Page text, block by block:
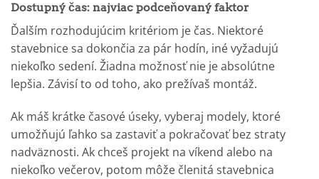
Dostupný čas: najviac podceňovaný faktor
Ďalším rozhodujúcim kritériom je čas. Niektoré
stavebnice sa dokončia za pár hodín, iné vyžadujú
niekoľko sedení. Žiadna možnosť nie je absolútne
lepšia. Závisí to od toho, ako prežívaš montáž.
Ak máš krátke časové úseky, vyberaj modely, ktoré
umožňujú ľahko sa zastaviť a pokračovať bez straty
nadväznosti. Ak chceš projekt na víkend alebo na
niekoľko večerov, potom môže členitá stavebnica